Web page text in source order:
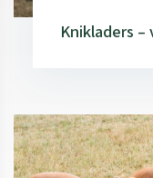
Knikladers –